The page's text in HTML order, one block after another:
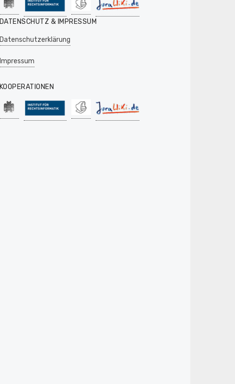
DATENSCHUTZ & IMPRESSUM
Datenschutzerklärung
Impressum
KOOPERATIONEN